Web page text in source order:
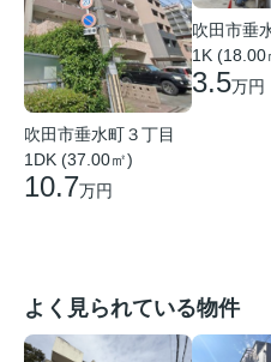
吹田市垂水町３丁目
1DK (37.00㎡)
10.7万円
吹田市垂
1K (18.00
3.5万円
よく見られている物件